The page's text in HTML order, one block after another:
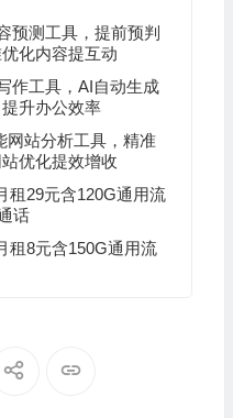
预测工具，提前预判
化内容提互动
作工具，AI自动生成
升办公效率
网站分析工具，精准
优化提效增收
租29元含120G通用流
话
租8元含150G通用流